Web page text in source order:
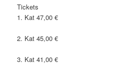
Tickets
1. Kat 47,00 €
2. Kat 45,00 €
3. Kat 41,00 €